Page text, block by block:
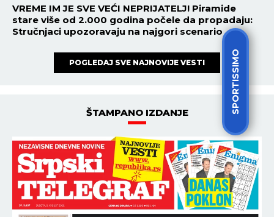
SPORTISSIMO
VREME IM JE SVE VEĆI NEPRIJATELJ! Piramide
stare više od 2.000 godina počele da propadaju:
Stručnjaci upozoravaju na najgori scenario
POGLEDAJ SVE NAJNOVIJE VESTI
ŠTAMPANO IZDANJE